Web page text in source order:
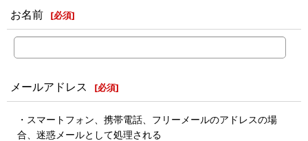
お名前 [必須]
メールアドレス [必須]
・スマートフォン、携帯電話、フリーメールのアドレスの場
合、迷惑メールとして処理される